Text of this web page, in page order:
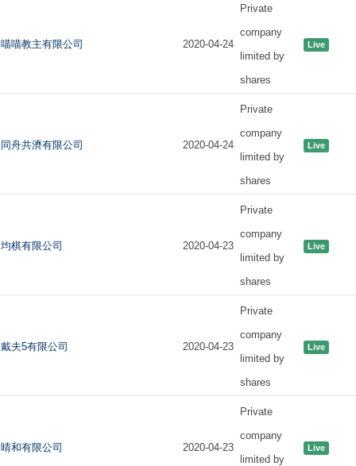
喵喵教主有限公司 2020-04-24
Private
company
limited by
shares
Live
同舟共濟有限公司 2020-04-24
Private
company
limited by
shares
Live
均棋有限公司 2020-04-23
Private
company
limited by
shares
Live
戴夫5有限公司 2020-04-23
Private
company
limited by
shares
Live
晴和有限公司 2020-04-23
Private
company
limited by
Live